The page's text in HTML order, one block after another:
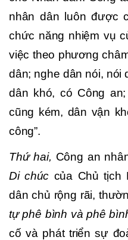
nhân dân luôn được
chức năng nhiệm vụ
việc theo phương
dân; nghe dân nói, nói
dân khó, có Công
cũng kém, dân vận
công”.
Thứ hai, Công an
Di chúc của Chủ tịch
dân chủ rộng rãi,
tự phê bình và phê
cố và phát triển sự